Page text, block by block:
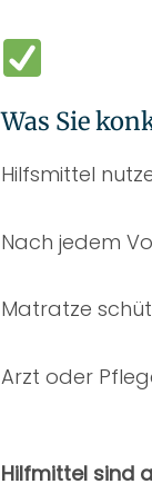
Was Sie
Hilfsmittel
Nach jedem
Matratze
Arzt oder
Hilfmittel sind